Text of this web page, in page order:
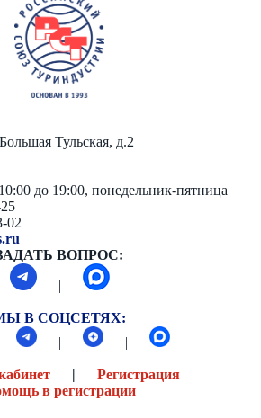
Тульская, д.2
до 19:00, понедельник-пятница
02
ВОПРОС:
|
В СОЦСЕТЯХ:
| |
| Регистрация
в регистрации